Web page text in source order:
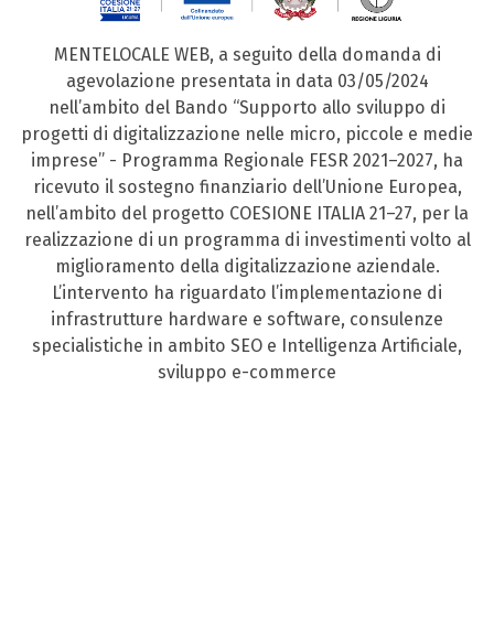
MENTELOCALE WEB, a seguito della domanda di
agevolazione presentata in data 03/05/2024
nell’ambito del Bando “Supporto allo sviluppo di
progetti di digitalizzazione nelle micro, piccole e medie
imprese” - Programma Regionale FESR 2021–2027, ha
ricevuto il sostegno finanziario dell’Unione Europea,
nell’ambito del progetto COESIONE ITALIA 21–27, per la
realizzazione di un programma di investimenti volto al
miglioramento della digitalizzazione aziendale.
L’intervento ha riguardato l’implementazione di
infrastrutture hardware e software, consulenze
specialistiche in ambito SEO e Intelligenza Artificiale,
sviluppo e-commerce